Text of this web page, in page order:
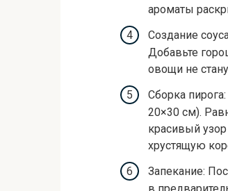
ароматы
Создание
Добавьте
овощи не
Сборка
20×30 см).
красивый узор
хрустящую
Запекание: